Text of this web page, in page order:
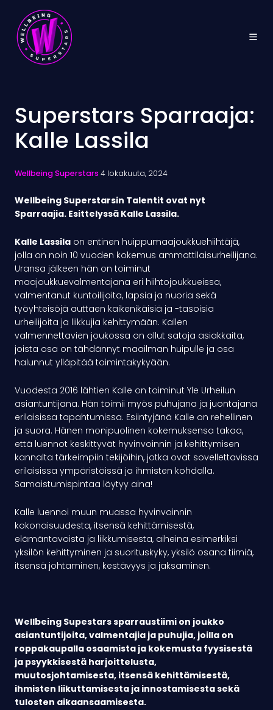
Superstars Sparraaja:
Kalle Lassila
Wellbeing Superstars 4 lokakuuta, 2024
Wellbeing Superstarsin Talentit ovat nyt
Sparraajia. Esittelyssä Kalle Lassila.
Kalle Lassila on entinen huippumaajoukkuehiihtäjä,
jolla on noin 10 vuoden kokemus ammattilaisurheilijana.
Uransa jälkeen hän on toiminut
maajoukkuevalmentajana eri hiihtojoukkueissa,
valmentanut kuntoilijoita, lapsia ja nuoria sekä
työyhteisöjä auttaen kaikenikäisiä ja -tasoisia
urheilijoita ja liikkujia kehittymään. Kallen
valmennettavien joukossa on ollut satoja asiakkaita,
joista osa on tähdännyt maailman huipulle ja osa
halunnut ylläpitää toimintakykyään.
Vuodesta 2016 lähtien Kalle on toiminut Yle Urheilun
asiantuntijana. Hän toimii myös puhujana ja juontajana
erilaisissa tapahtumissa. Esiintyjänä Kalle on rehellinen
ja suora. Hänen monipuolinen kokemuksensa takaa,
että luennot keskittyvät hyvinvoinnin ja kehittymisen
kannalta tärkeimpiin tekijöihin, jotka ovat sovellettavissa
erilaisissa ympäristöissä ja ihmisten kohdalla.
Samaistumispintaa löytyy aina!
Kalle luennoi muun muassa hyvinvoinnin
kokonaisuudesta, itsensä kehittämisestä,
elämäntavoista ja liikkumisesta, aiheina esimerkiksi
yksilön kehittyminen ja suorituskyky, yksilö osana tiimiä,
itsensä johtaminen, kestävyys ja jaksaminen.
Wellbeing Supestars sparraustiimi on joukko
asiantuntijoita, valmentajia ja puhujia, joilla on
roppakaupalla osaamista ja kokemusta fyysisestä
ja psyykkisestä harjoittelusta,
muutosjohtamisesta, itsensä kehittämisestä,
ihmisten liikuttamisesta ja innostamisesta sekä
tulosten aikaansaamisesta.